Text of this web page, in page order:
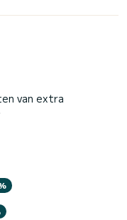
van extra